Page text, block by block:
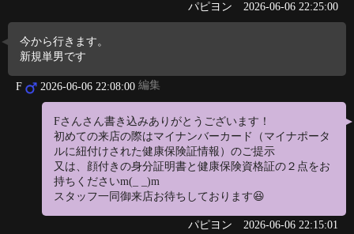
パピヨン 2026-06-06 22:25:00
今から行きます。
新規単男です
F 2026-06-06 22:08:00 編集
Fさんさん書き込みありがとうございます！
初めての来店の際はマイナンバーカード（マイナポータ
ルに紐付けされた健康保険証情報）のご提示
又は、顔付きの身分証明書と健康保険資格証の２点をお
持ちくださいm(_ _)m
スタッフ一同御来店お待ちしております😆
パピヨン 2026-06-06 22:15:01